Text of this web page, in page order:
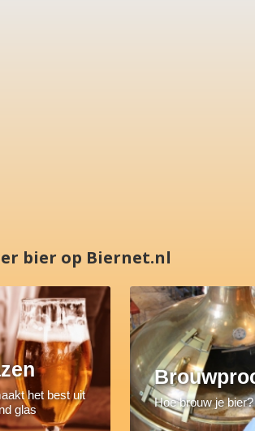
bier op Biernet.nl
het best uit
glas
Hoe brouw je bier?